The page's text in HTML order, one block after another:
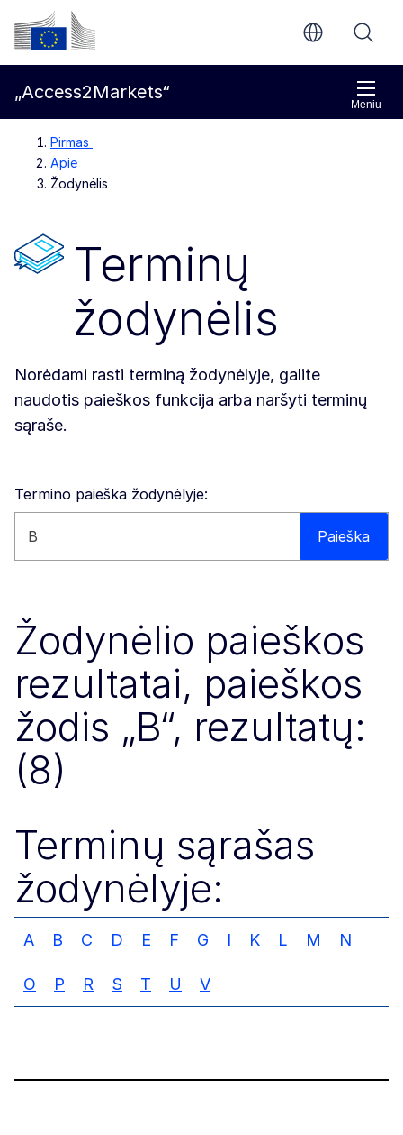
Pereiti prie pagrindinio turinio
Europos Komisija
Meniu
„Access2Markets“
Pirmas
Apie
Žodynėlis
Terminų
žodynėlis
Norėdami rasti terminą žodynėlyje, galite
naudotis paieškos funkcija arba naršyti terminų
sąraše.
Termino paieška žodynėlyje:
Paieška svetainėje Paieška
Žodynėlio paieškos
rezultatai, paieškos
žodis „B“, rezultatų:
(8)
Terminų sąrašas
žodynėlyje:
A B C D E F G I K L M N
O P R S T U V